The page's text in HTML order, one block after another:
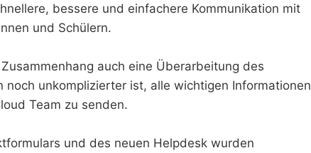
bessere und einfachere Kommunikation mit
und Schülern.
auch eine Überarbeitung des
noch unkomplizierter ist, alle wichtigen Informationen
Team zu senden.
und des neuen Helpdesk wurden